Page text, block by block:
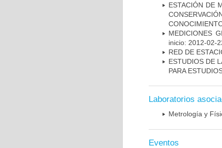
ESTACIÓN DE
MEDICIONES
inicio: 2012-02-
RED DE
ESTUDIOS DE
PARA
Laboratorios
Metrología y
Eventos